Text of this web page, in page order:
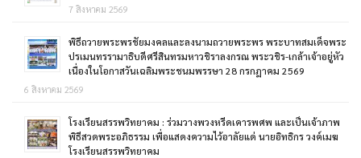
7 สิงหาคม 2569
พิธีถวายพระพรชัยมงคลและลงนามถวายพระพร พระบาทสมเด็จพระ
ปรเมนทรรามาธิบดีศรีสินทรมหาวชิราลงกรณ พระวชิร-เกล้าเจ้าอยู่หัว
เนื่องในโอกาสวันเฉลิมพระชนมพรรษา 28 กรกฎาคม 2569
6 สิงหาคม 2569
โรงเรียนสรรพวิทยาคม : ร่วมวางพวงหรีดเคารพศพ และเป็นเจ้าภาพ
พิธีสวดพระอภิธรรม เพื่อแสดงความไว้อาลัยแด่ นายอิทธิกร วงค์เมฆ
โรงเรียนสรรพวิทยาคม